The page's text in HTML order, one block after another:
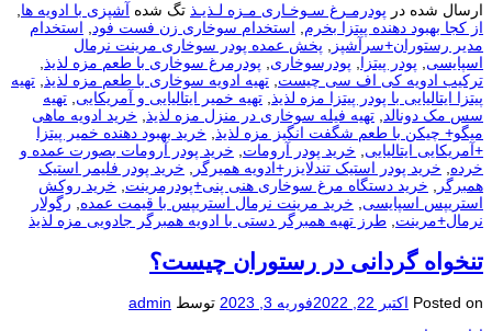
ارسال شده در پودرمـرغ سـوخـاری مـزه لـذیـذ تگ شده آشپزی با ادویه ها
از کجا بهبود دهنده پیتزا بخرم
استخدام سوخاری زن فست فود
استخدام
مدیر رستوران+سرآشپز
پخش عمده پودر سوخاری مرینت نرمال
اسپایسی
پودر پیتزا پودرسوخاری پودرمرغ سوخاری با طعم مزه لذیذ
ترکیب ادویه کی اف سی چیست تهیه ادویه سوخاری با طعم مزه لذیذ
تهیه
پیتزا ایتالیایی با پودر پیتزا مزه لذیذ
تهیه خمیر ایتالیایی و آمریکایی تهیه
سس مک دونالد
تهیه فیله سوخاری در منزل مزه لذیذ
خرید ادویه ماهی
میگو+ چیکن با طعم شگفت انگیز مزه لذیذ
خرید بهبود دهنده خمیر پیتزا
+آمریکایی ایتالیایی
خرید پودر آرومات
خرید پودر آرومات بصورت عمده و
خرده
خرید پودر استیک تندلایزر+ادویه همیرگر
خرید پودر فلیمر استیک
همبرگر
خرید دستگاه مرغ سوخاری هنی پنی+پودرمرینت
خرید روکش
استریپس اسپایسی
خرید مرینت نرمال استریپس با قیمت عمده
رگولار
نرمال+مرینت طرز تهیه همبرگر دستی با ادویه همبرگر جادویی مزه لذیذ
تنخواه گردانی در رستوران چيست؟
Posted on اکتبر 22, 2022 فوریه 3, 2023 توسط admin